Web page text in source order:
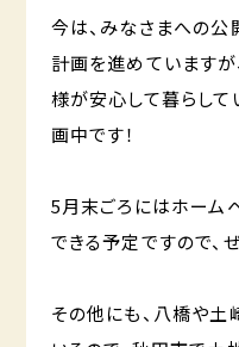
今は、みなさまへの
計画を進めていますが
様が安心して暮らし
画中です！
5月末ごろにはホーム
できる予定ですので、
その他にも、八橋や土